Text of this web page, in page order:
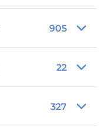
905
22
327